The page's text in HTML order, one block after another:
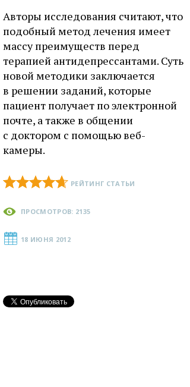
Авторы исследования считают, что
подобный метод лечения имеет
массу преимуществ перед
терапией антидепрессантами. Суть
новой методики заключается
в решении заданий, которые
пациент получает по электронной
почте, а также в общении
с доктором с помощью веб-
камеры.
РЕЙТИНГ СТАТЬИ
ПРОСМОТРОВ: 2135
18 ИЮНЯ 2012